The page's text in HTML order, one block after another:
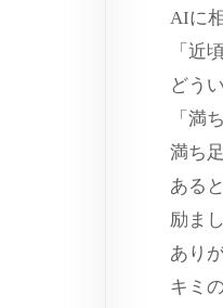
AIに
「近
どう
「満
満ち
ある
励ま
あり
キミ